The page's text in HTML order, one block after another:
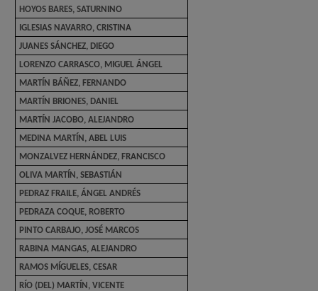
HOYOS BARES, SATURNINO
IGLESIAS NAVARRO, CRISTINA
JUANES SÁNCHEZ, DIEGO
LORENZO CARRASCO, MIGUEL ÁNGEL
MARTÍN BÁÑEZ, FERNANDO
MARTÍN BRIONES, DANIEL
MARTÍN JACOBO, ALEJANDRO
MEDINA MARTÍN, ABEL LUIS
MONZALVEZ HERNÁNDEZ, FRANCISCO
OLIVA MARTÍN, SEBASTIÁN
PEDRAZ FRAILE, ÁNGEL ANDRÉS
PEDRAZA COQUE, ROBERTO
PINTO CARBAJO, JOSÉ MARCOS
RABINA MANGAS, ALEJANDRO
RAMOS MÍGUELES, CESAR
RÍO (DEL) MARTÍN, VICENTE